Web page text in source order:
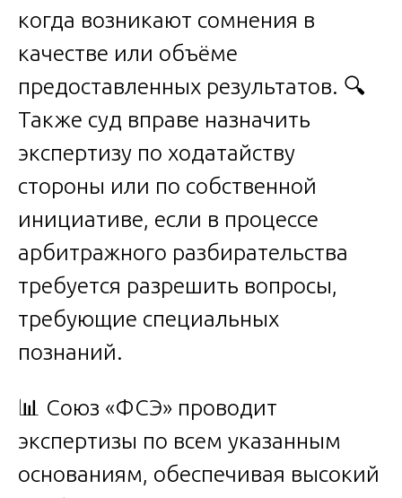
когда возникают сомнения в
качестве или объёме
предоставленных результатов. 🔍
Также суд вправе назначить
экспертизу по ходатайству
стороны или по собственной
инициативе, если в процессе
арбитражного разбирательства
требуется разрешить вопросы,
требующие специальных
познаний.
📊 Союз «ФСЭ» проводит
экспертизы по всем указанным
основаниям, обеспечивая высокий